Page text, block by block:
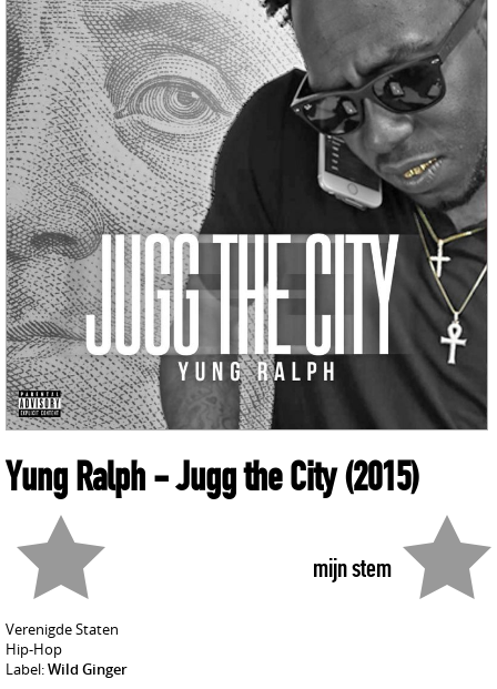
Yung Ralph- Jugg the City(2015)
mijn stem
Verenigde Staten
Hip-Hop
Label:Wild Ginger